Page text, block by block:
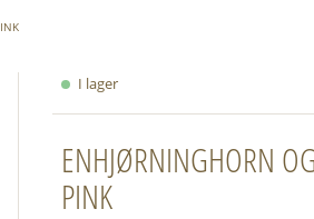
I lager
ENHJØRNINGHORN
PINK